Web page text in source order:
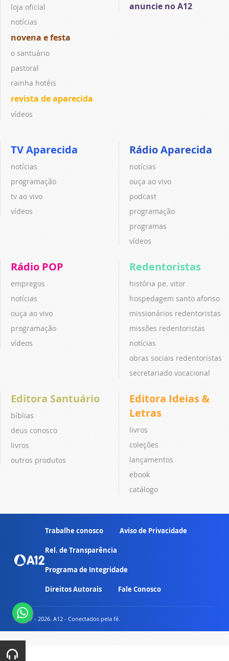
loja oficial
notícias
novena e festa
o santuário
pastoral
rainha hotéis
revista de aparecida
vídeos
anuncie no A12
TV Aparecida
notícias
programação
tv ao vivo
vídeos
Rádio Aparecida
notícias
ouça ao vivo
podcast
programação
programas
vídeos
Rádio POP
empregos
notícias
ouça ao vivo
programação
vídeos
Redentoristas
história pe. vitor
hospedagem santo afonso
missionários redentoristas
missões redentoristas
notícias
obras sociais redentoristas
secretariado vocacional
Editora Santuário
bíblias
deus conosco
livros
outros produtos
Editora Ideias &
Letras
livros
coleções
lançamentos
ebook
catálogo
Trabalhe conosco Aviso de Privacidade
Rel. de Transparência
Programa de Integridade
Direitos Autorais Fale Conosco
© 2007 - 2026. A12 - Conectados pela fé.